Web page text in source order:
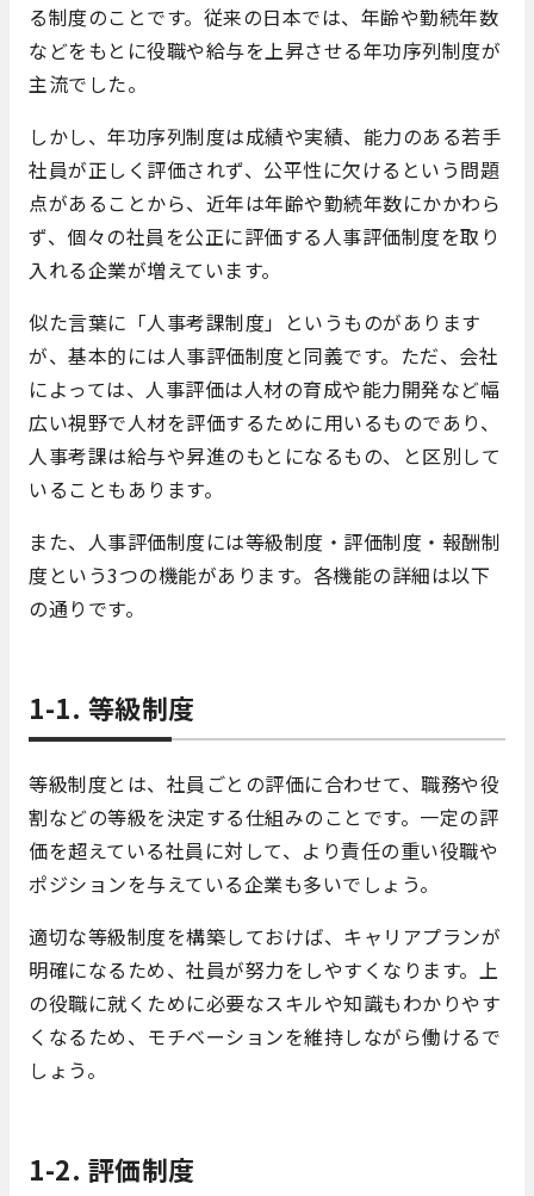
る制度のことです。従来の日本では、年齢や勤続年数
などをもとに役職や給与を上昇させる年功序列制度が
主流でした。
しかし、年功序列制度は成績や実績、能力のある若手
社員が正しく評価されず、公平性に欠けるという問題
点があることから、近年は年齢や勤続年数にかかわら
ず、個々の社員を公正に評価する人事評価制度を取り
入れる企業が増えています。
似た言葉に「人事考課制度」というものがあります
が、基本的には人事評価制度と同義です。ただ、会社
によっては、人事評価は人材の育成や能力開発など幅
広い視野で人材を評価するために用いるものであり、
人事考課は給与や昇進のもとになるもの、と区別して
いることもあります。
また、人事評価制度には等級制度・評価制度・報酬制
度という3つの機能があります。各機能の詳細は以下
の通りです。
1-1. 等級制度
等級制度とは、社員ごとの評価に合わせて、職務や役
割などの等級を決定する仕組みのことです。一定の評
価を超えている社員に対して、より責任の重い役職や
ポジションを与えている企業も多いでしょう。
適切な等級制度を構築しておけば、キャリアプランが
明確になるため、社員が努力をしやすくなります。上
の役職に就くために必要なスキルや知識もわかりやす
くなるため、モチベーションを維持しながら働けるで
しょう。
1-2. 評価制度